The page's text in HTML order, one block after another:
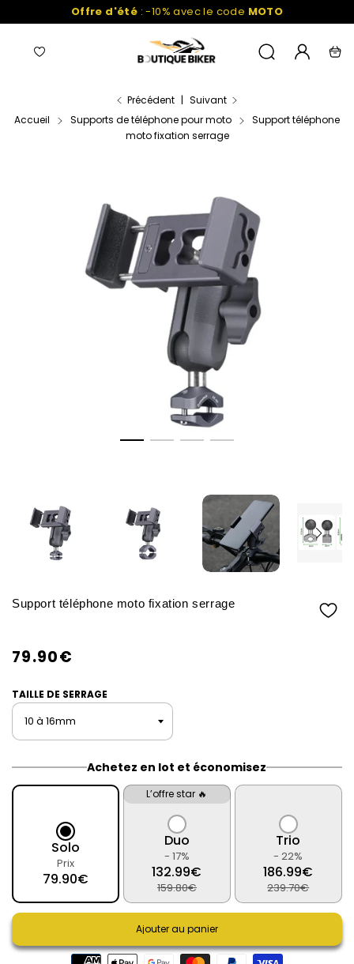
au
Offre d'été : -10% avec le code MOTO
Navigation
Liste
Recherche
Mon
Accueil Supports de téléphone pour moto
Support téléphone
moto fixation serrage
Précédent | Suivant
Support téléphone moto fixation serrage
79.90€
/
UNITAIRE
TAILLE DE SERRAGE
Achetez en lot et économisez
Solo
Prix
79.90€
Duo
L’offre star 🔥
- 17%
132.99€
159.80€
Trio
- 22%
186.99€
239.70€
Ajouter au panier